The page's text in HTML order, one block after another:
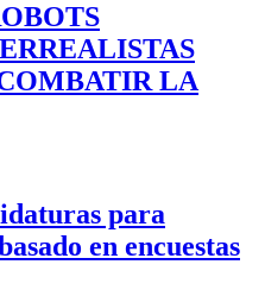
LA
para
en encuestas